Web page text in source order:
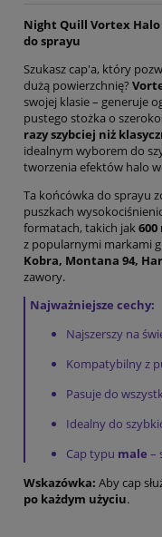
Night Quill Vortex
do sprayu
Szukasz cap'a, który
dużą powierzchnię?
swojej klasie – generuje
pustego stożka o
razy szybciej niż
idealnym wyborem do
tworzenia efektów halo
Ta końcówka do sprayu
puszkach
formatach, takich jak
z popularnymi markami
Kobra, Montana 94,
zawory.
Najważniejsze cechy:
Najszerszy na
Kompatybilny z
Pasuje do
Idealny do
Cap typu male –
Wskazówka: Aby cap
po każdym użyciu.